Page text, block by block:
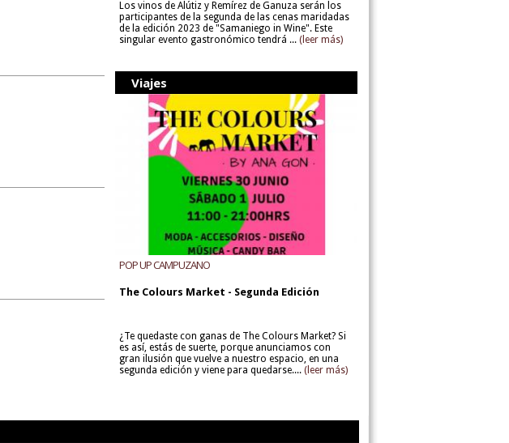
Los vinos de Alútiz y Remírez de Ganuza serán los
participantes de la segunda de las cenas maridadas
de la edición 2023 de "Samaniego in Wine". Este
singular evento gastronómico tendrá ... (leer más)
Viajes
POP UP CAMPUZANO
The Colours Market - Segunda Edición
¿Te quedaste con ganas de The Colours Market? Si
es así, estás de suerte, porque anunciamos con
gran ilusión que vuelve a nuestro espacio, en una
segunda edición y viene para quedarse.... (leer más)